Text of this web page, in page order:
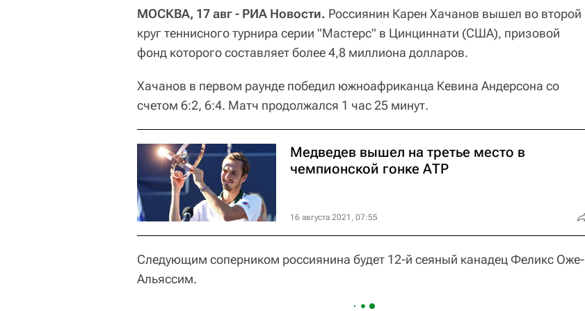
МОСКВА, 17 авг - РИА Новости. Россиянин Карен Хачанов вышел во второй
круг теннисного турнира серии "Мастерс" в Цинциннати (США), призовой
фонд которого составляет более 4,8 миллиона долларов.
Хачанов в первом раунде победил южноафриканца Кевина Андерсона со
счетом 6:2, 6:4. Матч продолжался 1 час 25 минут.
Медведев вышел на третье место в
чемпионской гонке АТР
16 августа 2021, 07:55
Следующим соперником россиянина будет 12-й сеяный канадец Феликс Оже-
Альяссим.